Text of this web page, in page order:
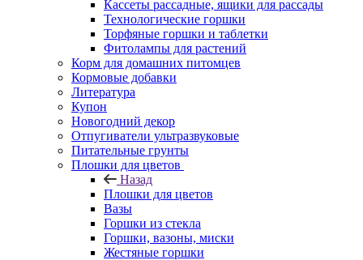
Кассеты рассадные, ящики для рассады
Технологические горшки
Торфяные горшки и таблетки
Фитолампы для растений
Корм для домашних питомцев
Кормовые добавки
Литература
Купон
Новогодний декор
Отпугиватели ультразвуковые
Питательные грунты
Плошки для цветов
Назад
Плошки для цветов
Вазы
Горшки из стекла
Горшки, вазоны, миски
Жестяные горшки